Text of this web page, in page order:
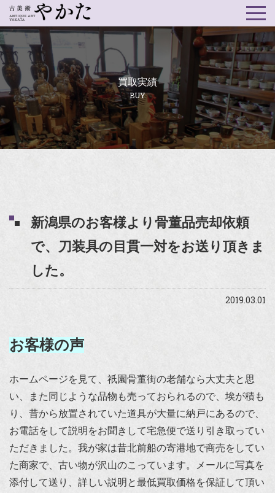
買取実績
BUY
新潟県のお客様より骨董品売却依頼
で、刀装具の目貫一対をお送り頂きま
した。
2019.03.01
お客様の声
ホームページを見て、祇園骨董街の老舗なら大丈夫と思
い、また同じような品物も売っておられるので、埃が積も
り、昔から放置されていた道具が大量に納戸にあるので、
お電話をして説明をお聞きして宅急便で送り引き取ってい
ただきました。我が家は昔北前船の寄港地で商売をしてい
た商家で、古い物が沢山のこっています。メールに写真を
添付して送り、詳しい説明と最低買取価格を保証して頂い